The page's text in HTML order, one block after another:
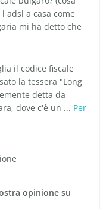
adsl a casa come
mi ha detto che
il codice fiscale
la tessera "Long
detta da
dove c'è un ... Per
opinione su